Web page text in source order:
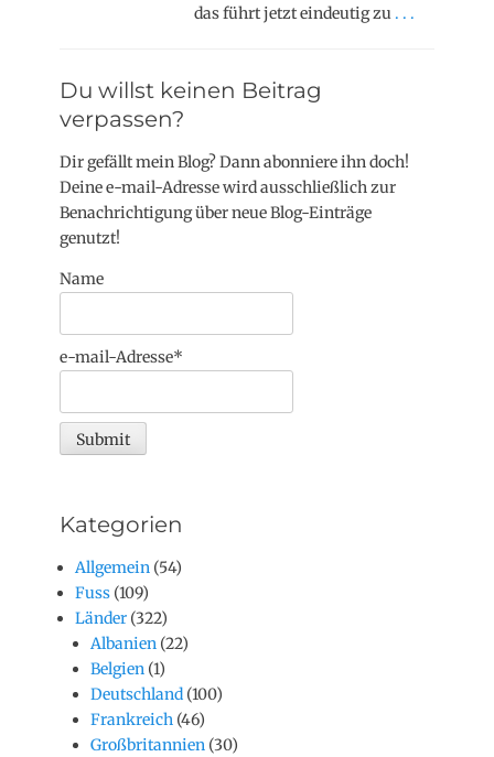
das führt jetzt eindeutig zu . . .
Du willst keinen Beitrag
verpassen?
Dir gefällt mein Blog? Dann abonniere ihn doch!
Deine e-mail-Adresse wird ausschließlich zur
Benachrichtigung über neue Blog-Einträge
genutzt!
Name
e-mail-Adresse*
Kategorien
Allgemein (54)
Fuss (109)
Länder (322)
Albanien (22)
Belgien (1)
Deutschland (100)
Frankreich (46)
Großbritannien (30)